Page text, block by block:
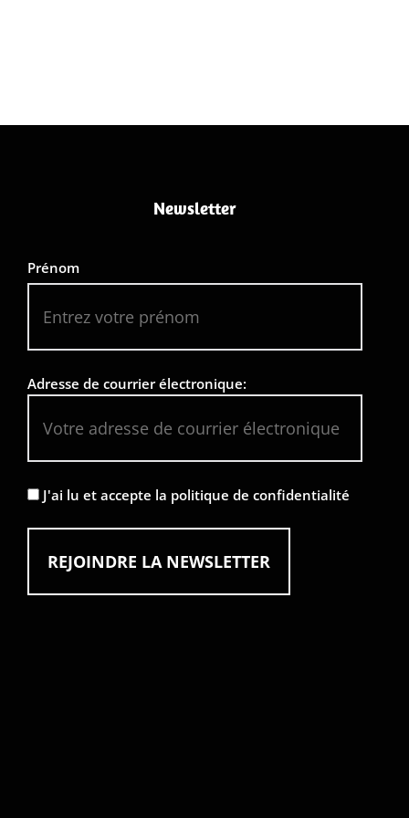
Newsletter
Prénom
Adresse de courrier électronique:
J'ai lu et accepte la politique de confidentialité